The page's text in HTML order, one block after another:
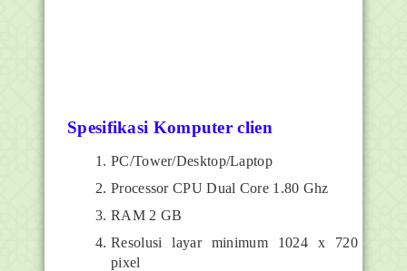
Spesifikasi Komputer clien
PC/Tower/Desktop/Laptop
Processor CPU Dual Core 1.80 Ghz
RAM 2 GB
Resolusi layar minimum 1024 x 720
pixel